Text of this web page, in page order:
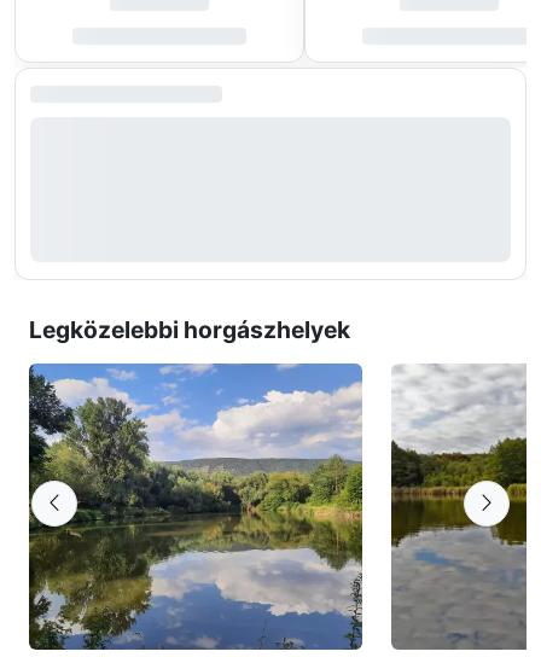
Legközelebbi horgászhelyek